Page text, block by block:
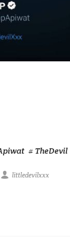
# TheDevil
littledevilxxx